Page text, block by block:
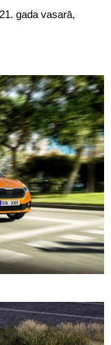
gada vasarā,